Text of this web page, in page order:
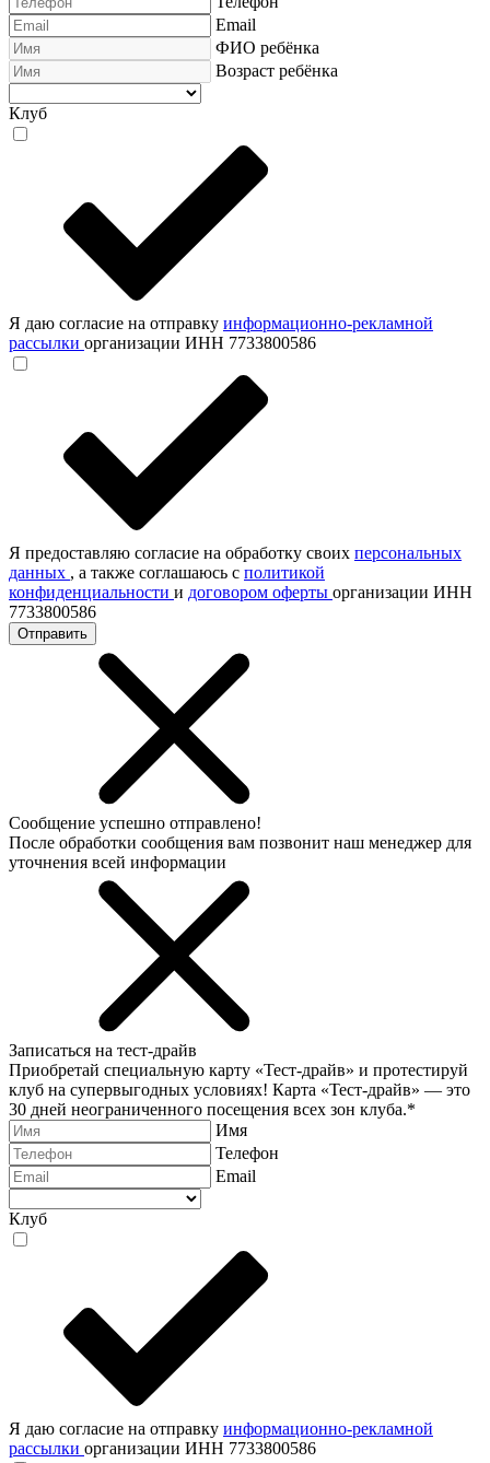
Email
ФИО ребёнка
Возраст ребёнка
Клуб
Я даю согласие на отправку информационно-рекламной
рассылки организации ИНН 7733800586
Я предоставляю согласие на обработку своих персональных
данных , а также соглашаюсь с политикой
конфиденциальности и договором оферты организации ИНН
7733800586
Отправить
Сообщение успешно отправлено!
После обработки сообщения вам позвонит наш менеджер для
уточнения всей информации
Записаться на тест-драйв
Приобретай специальную карту «Тест-драйв» и протестируй
клуб на супервыгодных условиях! Карта «Тест-драйв» — это
30 дней неограниченного посещения всех зон клуба.*
Имя
Телефон
Email
Клуб
Я даю согласие на отправку информационно-рекламной
рассылки организации ИНН 7733800586